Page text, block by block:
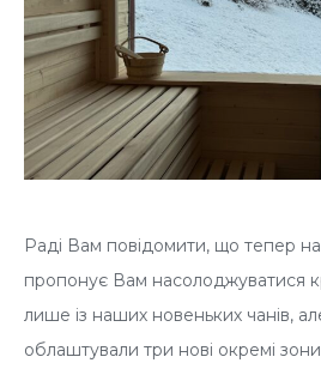
Раді Вам повідомити, що тепер
пропонує Вам насолоджуватися
лише із наших новеньких чанів,
облаштували три нові окремі